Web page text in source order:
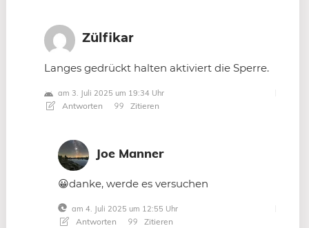
Zülfikar
Langes gedrückt halten aktiviert die Sperre.
am 3. Juli 2025 um 19:34 Uhr
Antworten Zitieren
Joe Manner
😀danke, werde es versuchen
am 4. Juli 2025 um 12:55 Uhr
Antworten Zitieren